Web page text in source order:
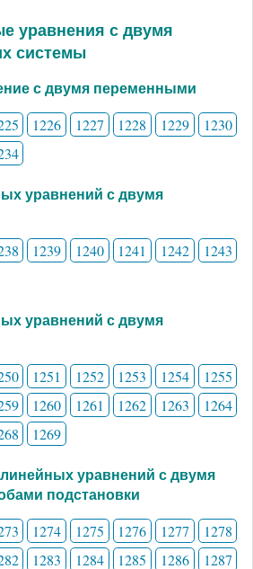
уравнения с двумя
системы
с двумя переменными
1226 1227 1228 1229
1230
уравнений с двумя
1239 1240 1241 1242
1243
уравнений с двумя
1251 1252 1253 1254
1255
1260 1261 1262 1263
1264
1269
уравнений с двумя
подстановки
1274 1275 1276 1277
1278
1283 1284 1285 1286
1287